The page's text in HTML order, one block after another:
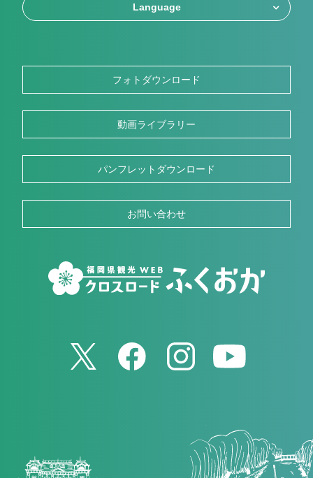
Language
フォトダウンロード
動画ライブラリー
パンフレットダウンロード
お問い合わせ